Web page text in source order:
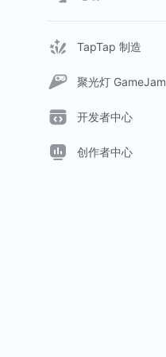
TapTap 制造
聚光灯 GameJam
开发者中心
创作者中心